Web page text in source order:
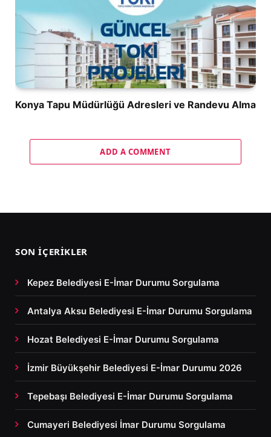
Konya Tapu Müdürlüğü Adresleri ve Randevu Alma
ADD A COMMENT
SON İÇERIKLER
Kepez Belediyesi E-İmar Durumu Sorgulama
Antalya Aksu Belediyesi E-İmar Durumu Sorgulama
Hozat Belediyesi E-İmar Durumu Sorgulama
İzmir Büyükşehir Belediyesi E-İmar Durumu 2026
Tepebaşı Belediyesi E-İmar Durumu Sorgulama
Cumayeri Belediyesi İmar Durumu Sorgulama